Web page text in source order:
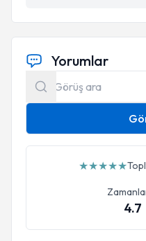
Yorumlar
★★★★★
4.7